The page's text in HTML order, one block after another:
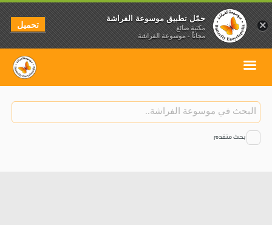
بحث متقدم
×
حمّل تطبيق موسوعة الفراشة
مكتبة صائغ
مجاناً - موسوعة الفراشة
تحميل